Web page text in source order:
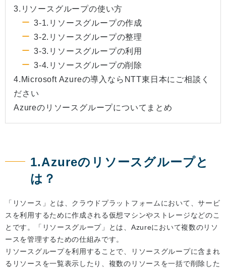
3.リソースグループの使い方
3-1.リソースグループの作成
3-2.リソースグループの整理
3-3.リソースグループの利用
3-4.リソースグループの削除
4.Microsoft Azureの導入ならNTT東日本にご相談く
ださい
Azureのリソースグループについてまとめ
1.Azureのリソースグループと
は？
「リソース」とは、クラウドプラットフォームにおいて、サービ
スを利用するために作成される仮想マシンやストレージなどのこ
とです。「リソースグループ」とは、Azureにおいて複数のリソ
ースを管理するための仕組みです。
リソースグループを利用することで、リソースグループに含まれ
るリソースを一覧表示したり、複数のリソースを一括で削除した